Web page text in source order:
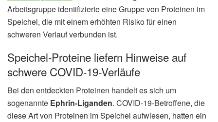
Arbeitsgruppe identifizierte eine Gruppe von Proteinen im
Speichel, die mit einem erhöhten Risiko für einen
schweren Verlauf verbunden ist.
Speichel-Proteine liefern Hinweise auf
schwere COVID-19-Verläufe
Bei den entdeckten Proteinen handelt es sich um
sogenannte Ephrin-Liganden. COVID-19-Betroffene, die
diese Art von Proteinen im Speichel aufwiesen, hatten ein